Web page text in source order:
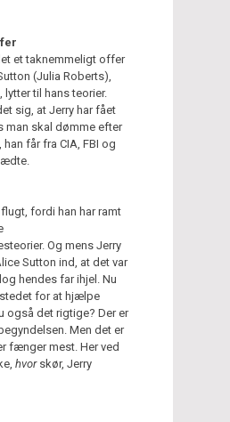
et taknemmeligt offer
(Julia Roberts),
lytter til hans teorier.
sig, at Jerry har fået
man skal dømme efter
får fra CIA, FBI og
fordi han har ramt
Og mens Jerry
Sutton ind, at det var
hendes far ihjel. Nu
for at hjælpe
også det rigtige? Der er
Men det er
fænger mest. Her ved
hvorskør, Jerry